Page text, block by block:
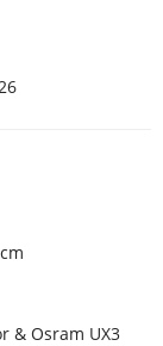
& Osram UX3